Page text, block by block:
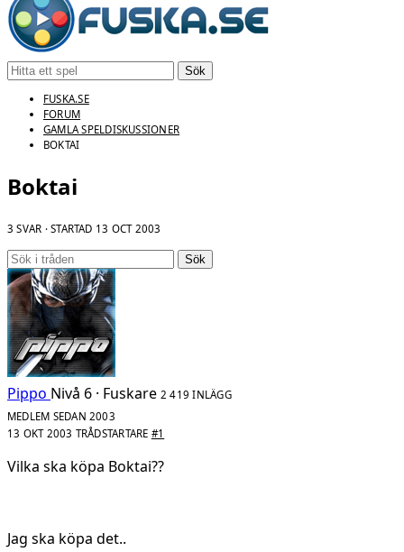
Sök
FUSKA.SE
FORUM
GAMLA SPELDISKUSSIONER
BOKTAI
Boktai
3 SVAR · STARTAD 13 OCT 2003
Sök
Pippo Nivå 6 · Fuskare 2 419 INLÄGG
MEDLEM SEDAN 2003
13 OKT 2003 TRÅDSTARTARE #1
Vilka ska köpa Boktai??
Jag ska köpa det..